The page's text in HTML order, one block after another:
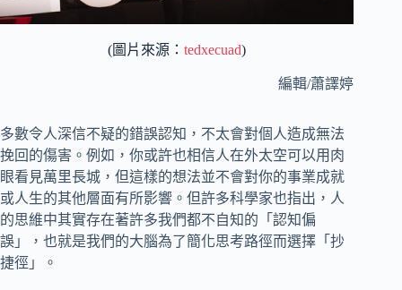
(圖片來源：tedxecuad)
編輯/蕭譯婷
多數令人深信不疑的錯誤認知，不太會對個人造成無法
挽回的傷害。例如，你或許也相信人在外太空可以用肉
眼看見萬里長城，但這樣的想法並不會對你的事業成就
或人生的其他層面有所影響。但許多科學家也指出，人
的思維中其實存在著許多我們都不自知的「認知偏
誤」，也就是我們的大腦為了簡化思考路徑而選擇「抄
捷徑」。